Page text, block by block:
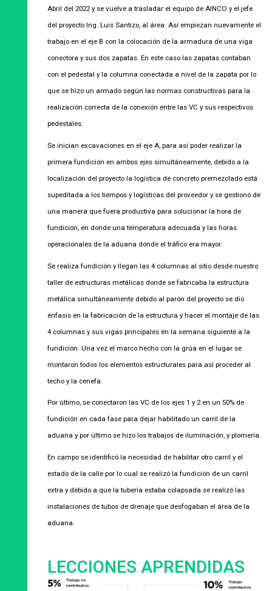
Abril del 2022 y se vuelve a trasladar el equipo de AINCO y el jefe
del proyecto Ing. Luis Santizo, al área. Así empiezan nuevamente el
trabajo en el eje B con la colocación de la armadura de una viga
conectora y sus dos zapatas. En este caso las zapatas contaban
con el pedestal y la columna conectada a nivel de la zapata por lo
que se hizo un armado según las normas constructivas para la
realización correcta de la conexión entre las VC y sus respectivos
pedestales.
Se inician excavaciones en el eje A, para así poder realizar la
primera fundición en ambos ejes simultáneamente, debido a la
localización del proyecto la logística de concreto premezclado está
supeditada a los tiempos y logísticas del proveedor y se gestionó de
una manera que fuera productiva para solucionar la hora de
fundición, en donde una temperatura adecuada y las horas
operacionales de la aduana donde el tráfico era mayor.
Se realiza fundición y llegan las 4 columnas al sitio desde nuestro
taller de estructuras metálicas donde se fabricaba la estructura
metálica simultáneamente debido al parón del proyecto se dio
énfasis en la fabricación de la estructura y hacer el montaje de las
4 columnas y sus vigas principales en la semana siguiente a la
fundición. Una vez el marco hecho con la grúa en el lugar se
montaron todos los elementos estructurales para así proceder al
techo y la cenefa.
Por último, se conectaron las VC de los ejes 1 y 2 en un 50% de
fundición en cada fase para dejar habilitado un carril de la
aduana y por último se hizo los trabajos de iluminación, y plomería.
En campo se identificó la necesidad de habilitar otro carril y el
estado de la calle por lo cual se realizó la fundición de un carril
extra y debido a que la tubería estaba colapsada se realizó las
instalaciones de tubos de drenaje que desfogaban el área de la
aduana.
LECCIONES APRENDIDAS